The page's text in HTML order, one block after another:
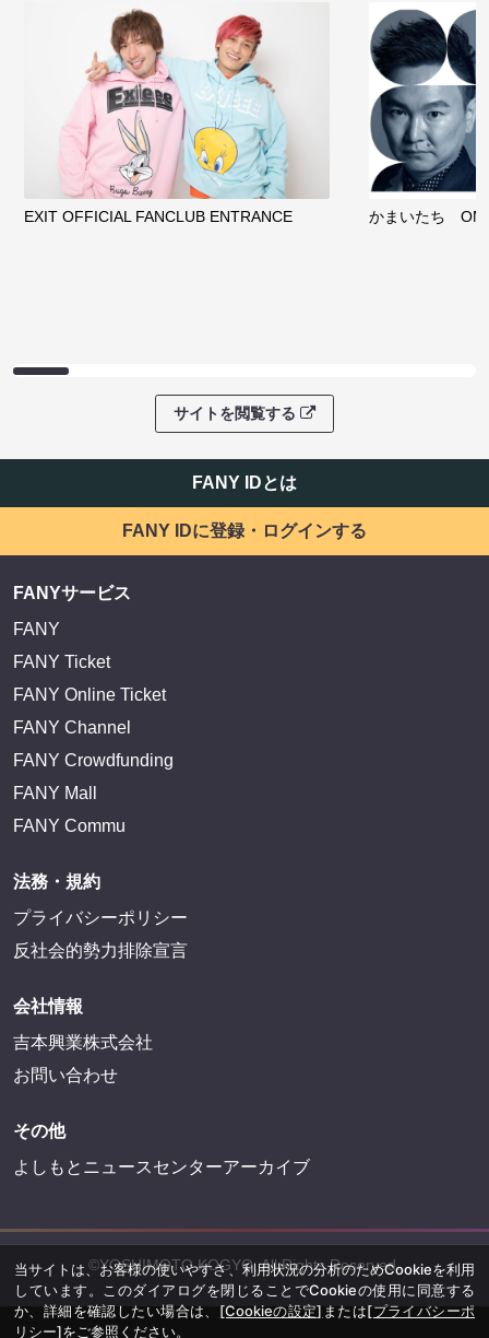
EXIT OFFICIAL FANCLUB ENTRANCE かまいたち
サイトを閲覧する
FANY IDとは
FANY IDに登録・ログインする
FANYサービス
FANY
FANY Ticket
FANY Online Ticket
FANY Channel
FANY Crowdfunding
FANY Mall
FANY Commu
法務・規約
プライバシーポリシー
反社会的勢力排除宣言
会社情報
吉本興業株式会社
お問い合わせ
その他
よしもとニュースセンターアーカイブ
©YOSHIMOTO KOGYO, All Rights Reserved.
当サイトは、お客様の使いやすさ、利用状況の分析のためCookieを利用
しています。このダイアログを閉じることでCookieの使用に同意する
か、詳細を確認したい場合は、 [Cookieの設定] または[プライバシーポ
リシー]をご参照ください。